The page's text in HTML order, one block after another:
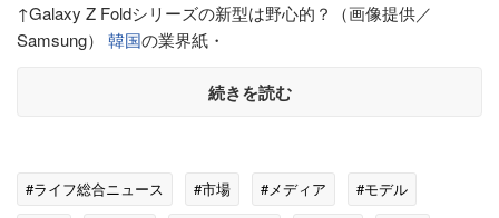
↑Galaxy Z Foldシリーズの新型は野心的？（画像提供／
Samsung） 韓国の業界紙・
続きを読む
#ライフ総合ニュース #市場 #メディア
#モデル